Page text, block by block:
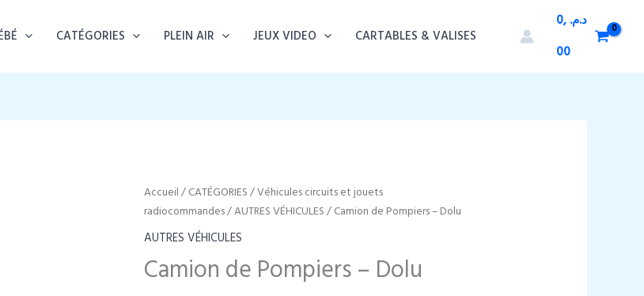
CATÉGORIES PLEIN AIR JEUX VIDEO CARTABLES & VALISES
د.م. 0,
00
Accueil/CATÉGORIES/Véhicules circuits et jouets
radiocommandes/AUTRES VÉHICULES/ Camion de Pompiers – Dolu
AUTRES VÉHICULES
Camion de Pompiers – Dolu